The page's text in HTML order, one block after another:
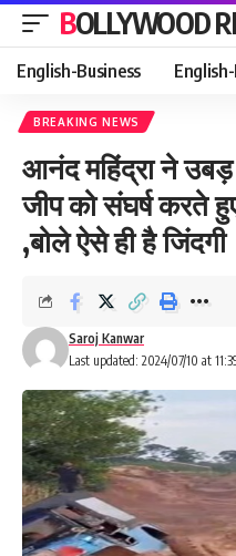
BOLLYWOOD
English-Business
BREAKING NEWS
आनंद महिंद्रा ने
जीप को संघर्ष करते
,बोले ऐसे ही है जिंदगी
Last updated: 2024/07/10 at
Saroj Kanwar